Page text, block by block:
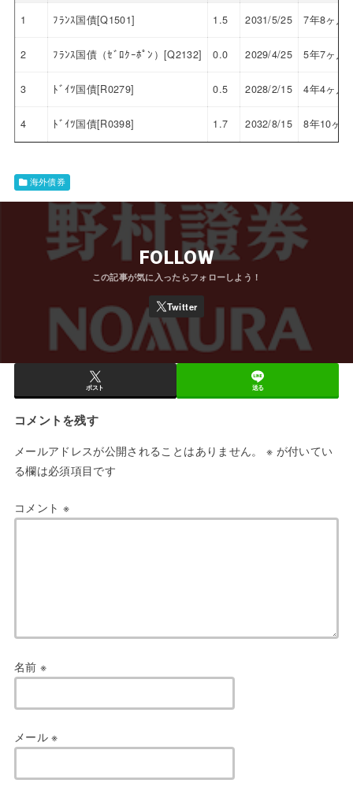
1 ﾌﾗﾝｽ国債[Q1501] 1.5 2031/5/25 7年8ヶ月
2 ﾌﾗﾝｽ国債（ｾﾞﾛｸｰﾎﾟﾝ）[Q2132] 0.0 2029/4/25 5年7ヶ月
3 ﾄﾞｲﾂ国債[R0279] 0.5 2028/2/15 4年4ヶ月
4 ﾄﾞｲﾂ国債[R0398] 1.7 2032/8/15 8年10ヶ月
海外債券
FOLLOW
ポスト 送る
コメントを残す
メールアドレスが公開されることはありません。 ※ が付いてい
る欄は必須項目です
コメント ※
名前 ※
メール※